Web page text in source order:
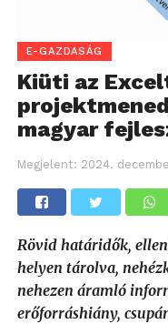
E-GAZDASÁG
Kiüti az
magyar
Megjelent: 2024.
Rövid határidők,
helyen tárolva,
nehezen áramló
erőforráshiány,